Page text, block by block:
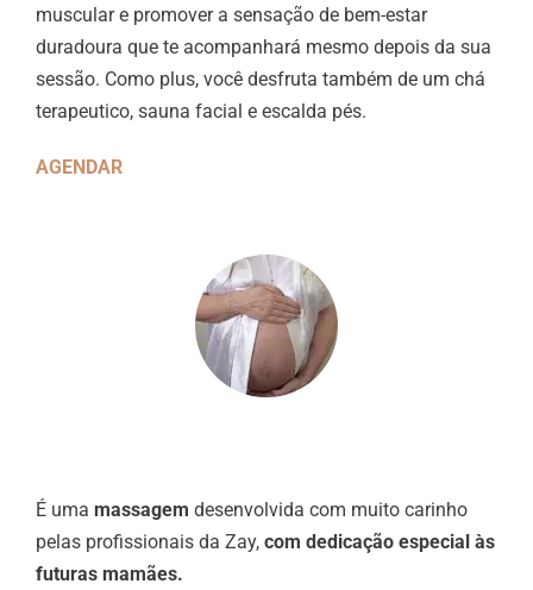
muscular e promover a sensação de bem-estar
duradoura que te acompanhará mesmo depois da sua
sessão. Como plus, você desfruta também de um chá
terapeutico, sauna facial e escalda pés.
AGENDAR
É uma massagem desenvolvida com muito carinho
pelas profissionais da Zay, com dedicação especial às
futuras mamães.